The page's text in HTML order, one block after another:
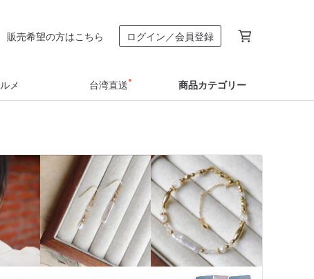
販売希望の方はこちら ログイン／会員登録
メ 台湾直送 商品カテゴリー